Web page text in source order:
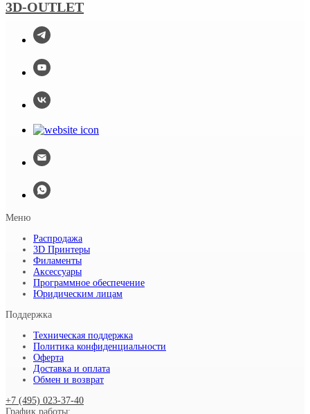
3D-OUTLET
Меню
Распродажа
3D Принтеры
Филаменты
Аксессуары
Программное обеспечение
Юридическим лицам
Поддержка
Техническая поддержка
Политика конфиденциальности
Оферта
Доставка и оплата
Обмен и возврат
+7 (495) 023-37-40
График работы: